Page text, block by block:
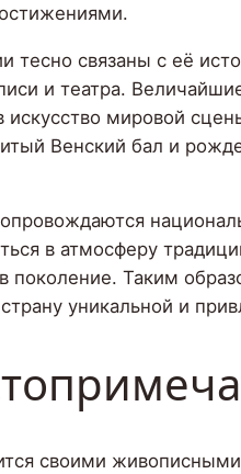
тесно связаны с её
и театра.
искусство мировой
Венский бал и
в атмосферу
поколение. Таким
уникальной и
своими